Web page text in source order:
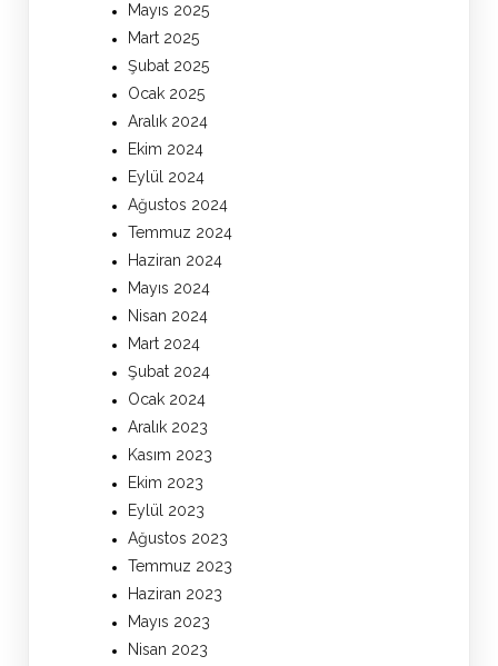
Mayıs 2025
Mart 2025
Şubat 2025
Ocak 2025
Aralık 2024
Ekim 2024
Eylül 2024
Ağustos 2024
Temmuz 2024
Haziran 2024
Mayıs 2024
Nisan 2024
Mart 2024
Şubat 2024
Ocak 2024
Aralık 2023
Kasım 2023
Ekim 2023
Eylül 2023
Ağustos 2023
Temmuz 2023
Haziran 2023
Mayıs 2023
Nisan 2023